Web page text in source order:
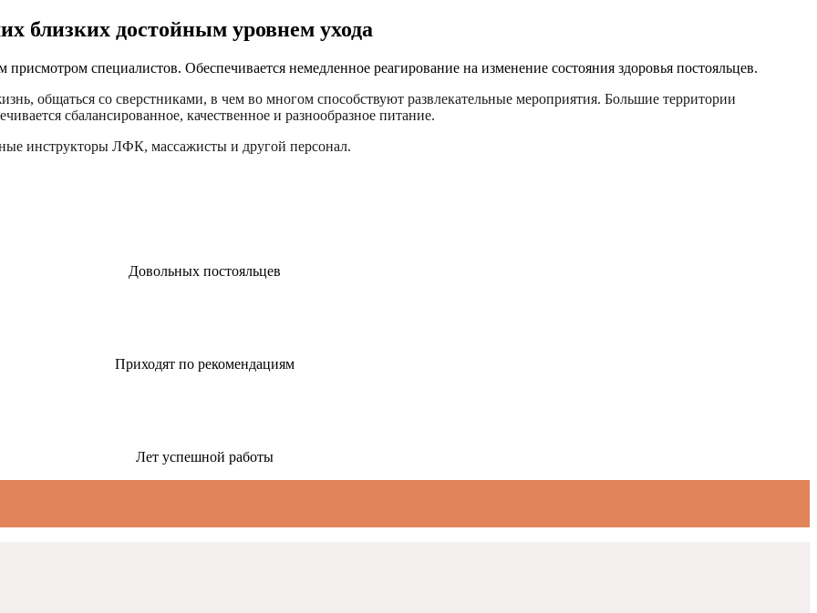
близких достойным уровнем ухода
специалистов. Обеспечивается немедленное реагирование на изменение состояния здоровья постояльцев.
общаться со сверстниками, в чем во многом способствуют развлекательные мероприятия. Большие территории
сбалансированное, качественное и разнообразное питание.
инструкторы ЛФК, массажисты и другой персонал.
Довольных постояльцев
Приходят по рекомендациям
Лет успешной работы